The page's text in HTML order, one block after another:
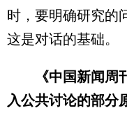
时，要明确研究的
这是对话的基础。
《中国新闻
入公共讨论的部分